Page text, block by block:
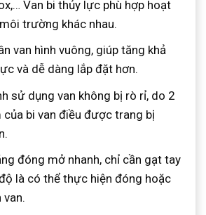
Van bi thủy lực phù hợp hoạt
trường khác nhau.
van hình vuông, giúp tăng khả
và dễ dàng lắp đặt hơn.
sử dụng van không bị rò rỉ, do 2
bi van điều được trang bị
đóng mở nhanh, chỉ cần gạt tay
là có thể thực hiện đóng hoặc